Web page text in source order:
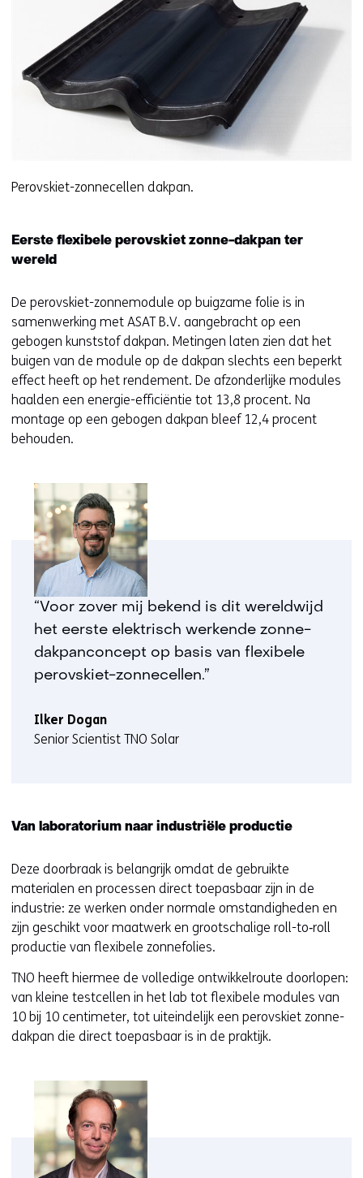
Perovskiet-zonnecellen dakpan.
Eerste flexibele perovskiet zonne-dakpan ter
wereld
De perovskiet-zonnemodule op buigzame folie is in
samenwerking met ASAT B.V. aangebracht op een
gebogen kunststof dakpan. Metingen laten zien dat het
buigen van de module op de dakpan slechts een beperkt
effect heeft op het rendement. De afzonderlijke modules
haalden een energie-efficiëntie tot 13,8 procent. Na
montage op een gebogen dakpan bleef 12,4 procent
behouden.
“Voor zover mij bekend is dit wereldwijd
het eerste elektrisch werkende zonne-
dakpanconcept op basis van flexibele
perovskiet-zonnecellen.”
Ilker Dogan
Senior Scientist TNO Solar
Van laboratorium naar industriële productie
Deze doorbraak is belangrijk omdat de gebruikte
materialen en processen direct toepasbaar zijn in de
industrie: ze werken onder normale omstandigheden en
zijn geschikt voor maatwerk en grootschalige roll-to‑roll
productie van flexibele zonnefolies.
TNO heeft hiermee de volledige ontwikkelroute doorlopen:
van kleine testcellen in het lab tot flexibele modules van
10 bij 10 centimeter, tot uiteindelijk een perovskiet zonne-
dakpan die direct toepasbaar is in de praktijk.